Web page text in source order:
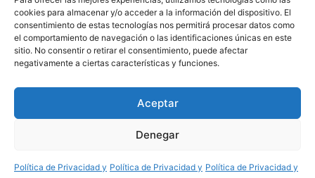
cookies para almacenar y/o acceder a la información del dispositivo. El
consentimiento de estas tecnologías nos permitirá procesar datos como
el comportamiento de navegación o las identificaciones únicas en este
sitio. No consentir o retirar el consentimiento, puede afectar
negativamente a ciertas características y funciones.
Aceptar
Denegar
Política de Privacidad y Política de Privacidad y Política de Privacidad y